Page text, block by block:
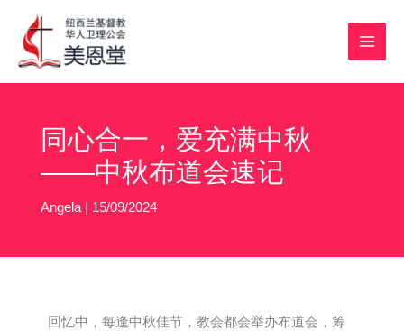
同心合一，爱充满中秋
——中秋布道会速记
Angela | 15/09/2024
回忆中，每逢中秋佳节，教会都会举办布道会，筹